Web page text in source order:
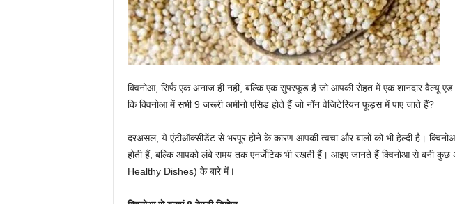
क्विनोआ, सिर्फ एक अनाज ही नहीं, बल्कि एक सुपरफूड है जो आपकी सेहत में एक शानदार वैल्यू
कि क्विनोआ में सभी 9 जरूरी अमीनो एसिड होते हैं जो नॉन वेजिटेरियन फूड्स में पाए जाते हैं?
दरअसल, ये एंटीऑक्सीडेंट से भरपूर होने के कारण आपकी त्वचा और बालों को भी हेल्दी है। क्विनोआ
होती हैं, बल्कि आपको लंबे समय तक एनर्जेटिक भी रखती हैं। आइए जानते हैं क्विनोआ से बनी
Healthy Dishes) के बारे में।